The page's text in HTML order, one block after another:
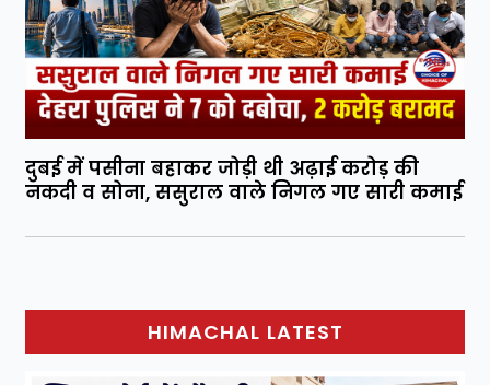
दुबई में पसीना बहाकर जोड़ी थी अढ़ाई करोड़ की
नकदी व सोना, ससुराल वाले निगल गए सारी कमाई
HIMACHAL LATEST